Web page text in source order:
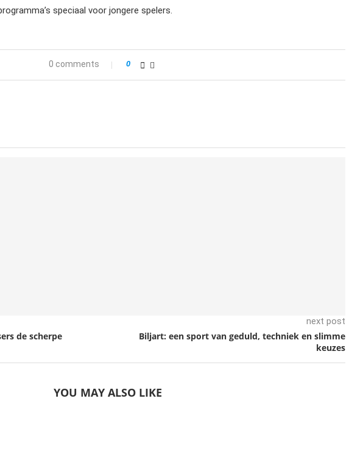
speciaal voor jongere spelers.
0 comments 0
de scherpe
next post
Biljart: een sport van geduld, techniek en slimme
keuzes
YOU MAY ALSO LIKE